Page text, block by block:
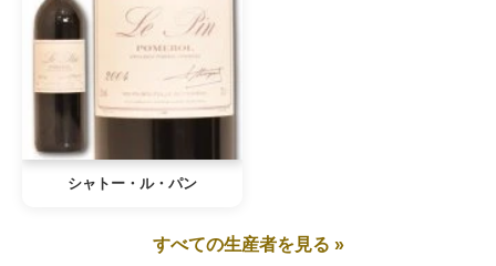
シャトー・ル・パン
すべての生産者を見る »